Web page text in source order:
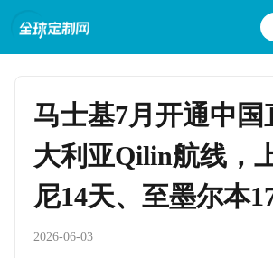
马士基7月开通中国
大利亚Qilin航线，
尼14天、至墨尔本
2026-06-03